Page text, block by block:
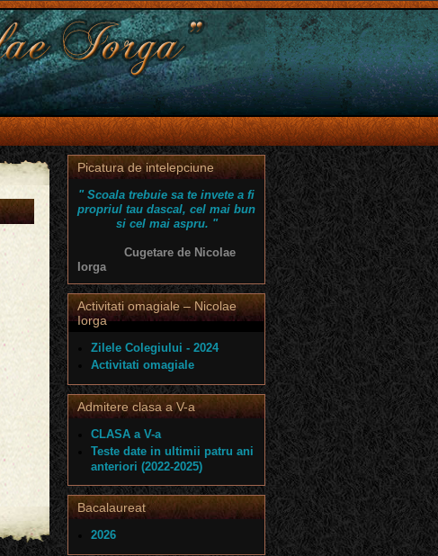
Picatura de intelepciune
" Scoala trebuie sa te invete a fi
propriul tau dascal, cel mai bun
si cel mai aspru. "
Cugetare de Nicolae
Iorga
Activitati omagiale – Nicolae
Iorga
Zilele Colegiului - 2024
Activitati omagiale
Admitere clasa a V-a
CLASA a V-a
Teste date in ultimii patru ani
anteriori (2022-2025)
Bacalaureat
2026